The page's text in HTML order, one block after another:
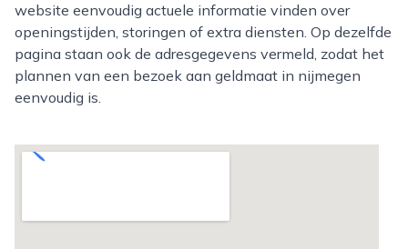
website eenvoudig actuele informatie vinden over
openingstijden, storingen of extra diensten. Op dezelfde
pagina staan ook de adresgegevens vermeld, zodat het
plannen van een bezoek aan geldmaat in nijmegen
eenvoudig is.